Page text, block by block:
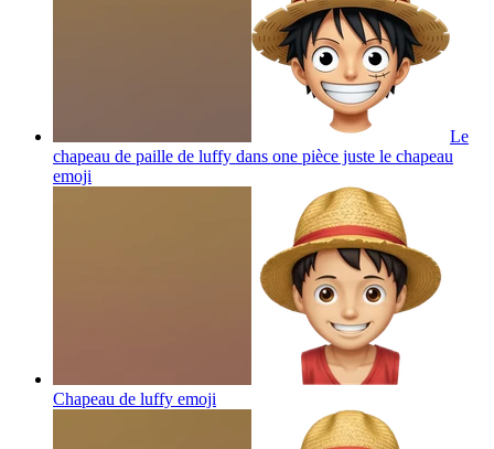
Le
chapeau de paille de luffy dans one pièce juste le chapeau
emoji
Chapeau de luffy emoji